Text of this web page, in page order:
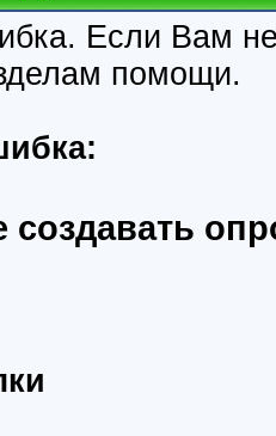
Если Вам
помощи.